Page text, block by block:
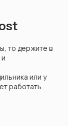
то держите в
или у
работать